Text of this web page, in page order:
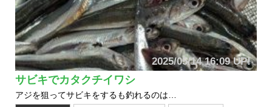
2025/05/14 16:09 UP!
サビキでカタクチイワシ
アジを狙ってサビキをするも釣れるのは…